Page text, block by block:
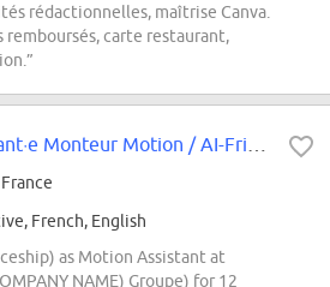
rédactionnelles, maîtrise Canva.
remboursés, carte restaurant,
French, English
as Motion Assistant at
NAME) Groupe) for 12